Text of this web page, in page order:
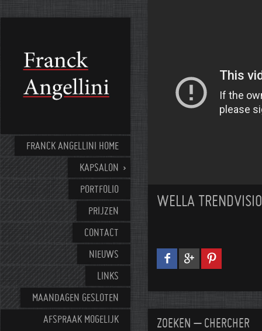
FRANCK ANGELLINI HOME
KAPSALON
PORTFOLIO
PRIJZEN
CONTACT
NIEUWS
LINKS
MAANDAGEN GESLOTEN
AFSPRAAK MOGELIJK
WELLA
ZOEKEN – CHERCHER